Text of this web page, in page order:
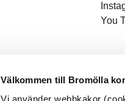
Välkommen till Bromölla
You